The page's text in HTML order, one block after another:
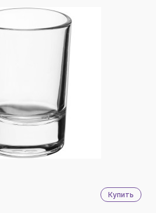
Купить